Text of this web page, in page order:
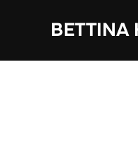
BETTINA